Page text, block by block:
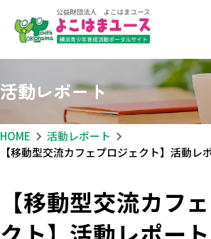
活動レポート
HOME
活動レポート
【移動型交流カフェプロジェクト】活動レ
【移動型交流カフ